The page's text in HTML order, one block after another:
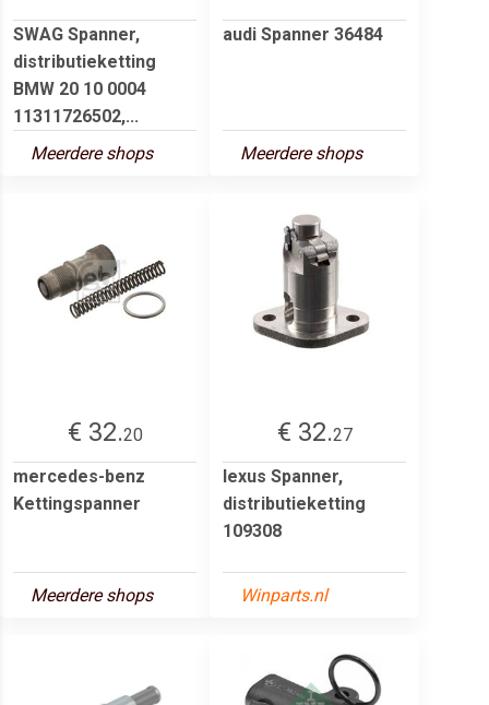
SWAG Spanner,
distributieketting
BMW 20 10 0004
11311726502,...
Meerdere shops
audi Spanner 36484
Meerdere shops
€ 32.20
mercedes-benz
Kettingspanner
Meerdere shops
€ 32.27
lexus Spanner,
distributieketting
109308
Winparts.nl